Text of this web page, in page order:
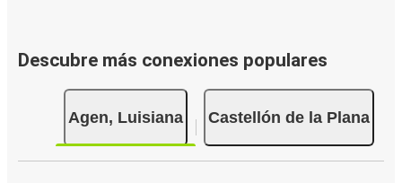
Descubre más conexiones populares
Agen, Luisiana Castellón de la Plana